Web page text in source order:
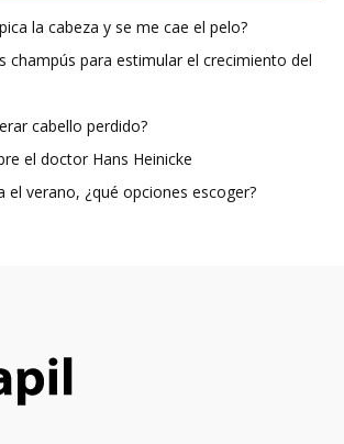
la cabeza y se me cae el pelo?
champús para estimular el crecimiento del
cabello perdido?
el doctor Hans Heinicke
el verano, ¿qué opciones escoger?